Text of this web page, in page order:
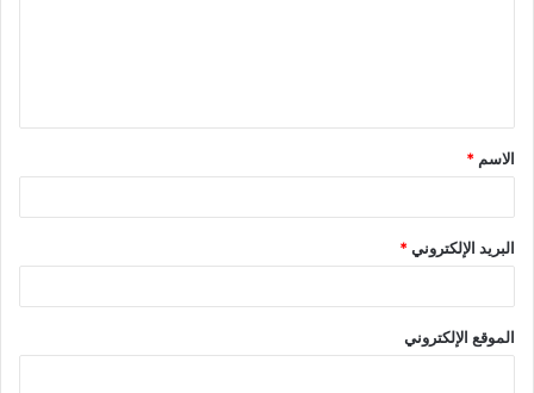
ق
*
الاسم *
البريد الإلكتروني*
الموقع الإلكتروني